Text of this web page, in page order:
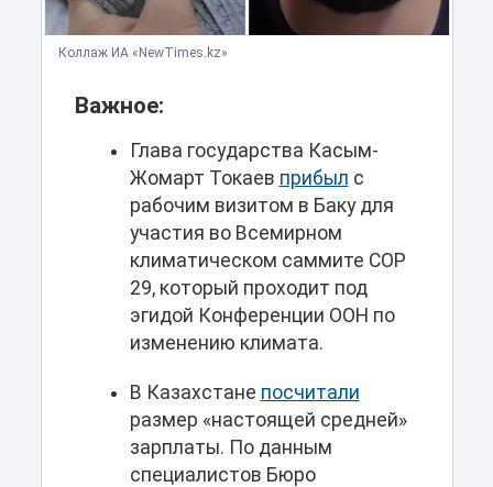
Коллаж ИА «NewTimes.kz»
Важное:
Глава государства Касым-
Жомарт Токаев прибыл с
рабочим визитом в Баку для
участия во Всемирном
климатическом саммите СОР
29, который проходит под
эгидой Конференции ООН по
изменению климата.
В Казахстане посчитали
размер «настоящей средней»
зарплаты. По данным
специалистов Бюро